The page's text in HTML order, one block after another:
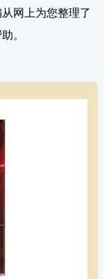
网上为您整理了
。